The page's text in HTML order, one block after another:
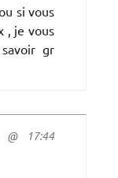
si vous
, je vous
gr
17:44